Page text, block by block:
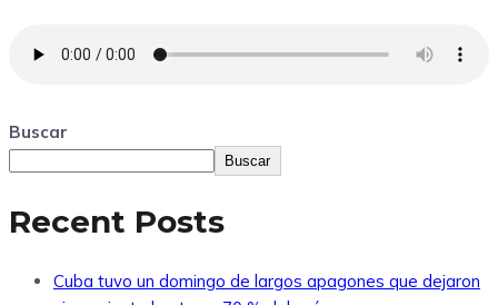
Buscar
Buscar
Recent Posts
Cuba tuvo un domingo de largos apagones que dejaron